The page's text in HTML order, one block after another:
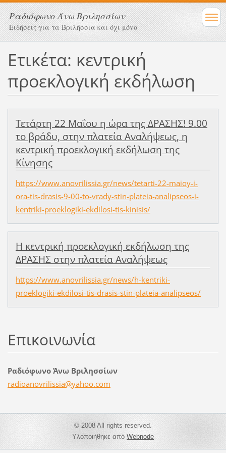
Ραδιόφωνο Άνω Βριλησσίων
Ειδήσεις για τα Βριλήσσια και όχι μόνο
Ετικέτα: κεντρική
προεκλογική εκδήλωση
Τετάρτη 22 Μαΐου η ώρα της ΔΡΑΣΗΣ! 9.00
το βράδυ, στην πλατεία Αναλήψεως, η
κεντρική προεκλογική εκδήλωση της
Κίνησης
https://www.anovrilissia.gr/news/tetarti-22-maioy-i-
ora-tis-drasis-9-00-to-vrady-stin-plateia-analipseos-i-
kentriki-proeklogiki-ekdilosi-tis-kinisis/
H κεντρική προεκλογική εκδήλωση της
ΔΡΑΣΗΣ στην πλατεία Αναλήψεως
https://www.anovrilissia.gr/news/h-kentriki-
proeklogiki-ekdilosi-tis-drasis-stin-plateia-analipseos/
Επικοινωνία
Ραδιόφωνο Άνω Βριλησσίων
radioanovrilissia@yahoo.com
© 2008 All rights reserved.
Υλοποιήθηκε απόWebnode